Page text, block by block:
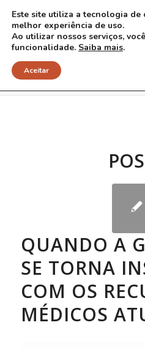
Arquivo para
QUANDO A
SE TORNA
COM OS
MÉDICOS
Este site utiliza a tecnologia de
melhor experiência de uso.
Ao utilizar nossos serviços,
funcionalidade. Saiba mais.
Aceitar